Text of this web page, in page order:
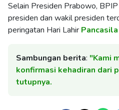
Selain Presiden Prabowo,
presiden dan wakil presiden
peringatan Hari Lahir Pancasila
Sambungan berita: "Kami
konfirmasi kehadiran dari
tutupnya.